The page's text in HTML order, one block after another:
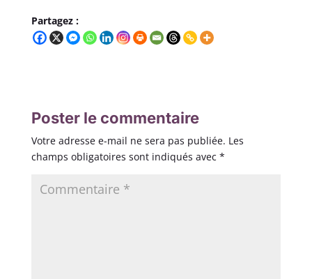
Partagez :
Poster le commentaire
Votre adresse e-mail ne sera pas publiée. Les
champs obligatoires sont indiqués avec *